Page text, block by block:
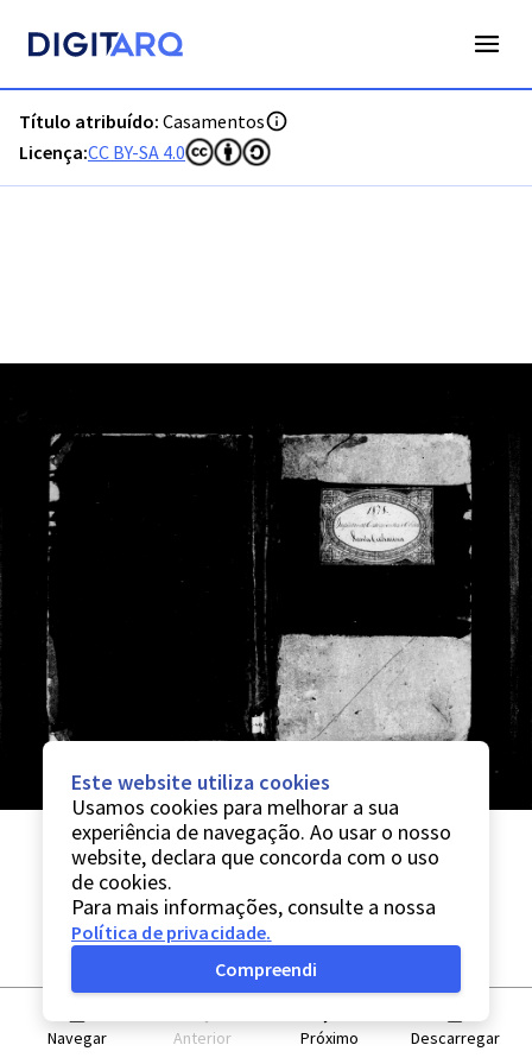
Título atribuído: Casamentos
Licença:CC BY-SA 4.0
Navegar Anterior Próximo Descarregar
Este website utiliza cookies
Usamos cookies para melhorar a sua
experiência de navegação. Ao usar o nosso
website, declara que concorda com o uso
de cookies.
Para mais informações, consulte a nossa
Política de privacidade.
Compreendi